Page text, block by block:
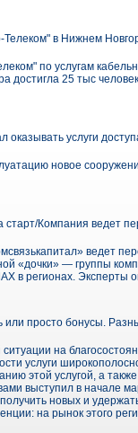
в Нижнем
по услугам
достигла 25 тыс
оказывать услуги
новое
Компания ведет
ведет
«дочки» — группы
в регионах.
просто бонусы.
на
услуги
этой услугой, а
выступил в начале
новых и
на рынок этого